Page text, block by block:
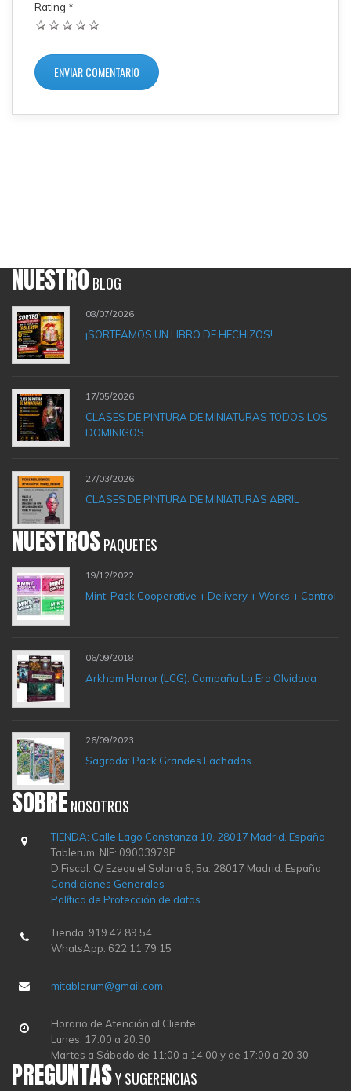
Rating *
NUESTROBLOG
08/07/2026
¡SORTEAMOS UN LIBRO DE HECHIZOS!
17/05/2026
CLASES DE PINTURA DE MINIATURAS TODOS LOS
DOMINIGOS
27/03/2026
CLASES DE PINTURA DE MINIATURAS ABRIL
NUESTROSPAQUETES
19/12/2022
Mint: Pack Cooperative + Delivery + Works + Control
06/09/2018
Arkham Horror (LCG): Campaña La Era Olvidada
26/09/2023
Sagrada: Pack Grandes Fachadas
SOBRENOSOTROS
TIENDA: Calle Lago Constanza 10, 28017 Madrid. España
Tablerum. NIF: 09003979P.
D.Fiscal: C/ Ezequiel Solana 6, 5a. 28017 Madrid. España
Condiciones Generales
Política de Protección de datos
Tienda: 919 42 89 54
WhatsApp: 622 11 79 15
mitablerum@gmail.com
Horario de Atención al Cliente:
Lunes: 17:00 a 20:30
Martes a Sábado de 11:00 a 14:00 y de 17:00 a 20:30
PREGUNTASY SUGERENCIAS